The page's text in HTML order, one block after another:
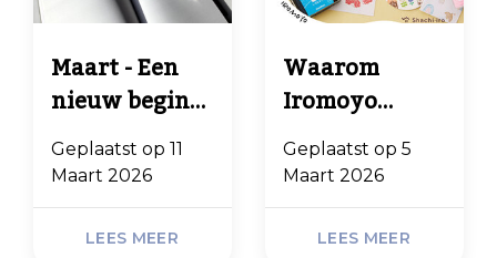
Maart - Een
nieuw begin,
een nieuwe
bladzijde
Geplaatst op 11
Maart 2026
LEES MEER
Waarom
Iromoyo
stempelkussens
zo geliefd
zijn bij
journalers
Geplaatst op 5
Maart 2026
LEES MEER